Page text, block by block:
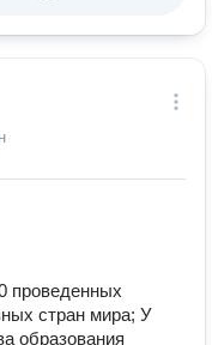
проведенных
стран мира; У
образования